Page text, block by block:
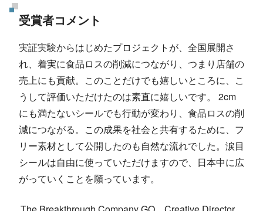
受賞者コメント
実証実験からはじめたプロジェクトが、全国展開さ
れ、着実に食品ロスの削減につながり、つまり店舗の
売上にも貢献。このことだけでも嬉しいところに、こ
うして評価いただけたのは素直に嬉しいです。 2cm
にも満たないシールでも行動が変わり、食品ロスの削
減につながる。この成果を社会と共有するために、フ
リー素材として公開したのも自然な流れでした。涙目
シールは自由に使っていただけますので、日本中に広
がっていくことを願っています。